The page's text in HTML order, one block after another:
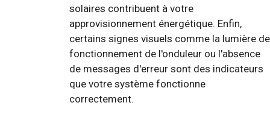
solaires contribuent à votre
approvisionnement énergétique. Enfin,
certains signes visuels comme la lumière de
fonctionnement de l'onduleur ou l'absence
de messages d'erreur sont des indicateurs
que votre système fonctionne
correctement.